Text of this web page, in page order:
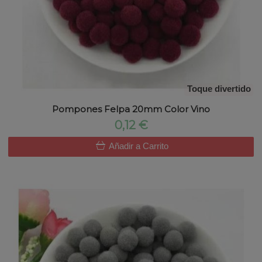
Toque divertido
Pompones Felpa 20mm Color Vino
0,12 €
Añadir a Carrito